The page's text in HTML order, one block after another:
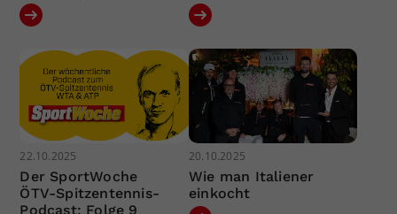
22.10.2025
Der SportWoche
ÖTV-Spitzentennis-
Podcast: Folge 9
20.10.2025
Wie man Italiener
einkocht